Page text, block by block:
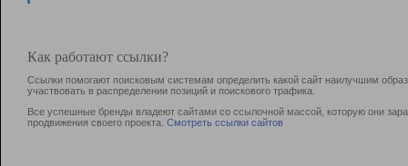
Как работают ссылки?
Ссылки помогают поисковым системам определить какой сайт наилучшим
участвовать в раcпределении позиций и поискового трафика.
Все успешные бренды владеют сайтами со ссылочной массой, которую они
продвижения своего проекта. Смотреть ссылки сайтов